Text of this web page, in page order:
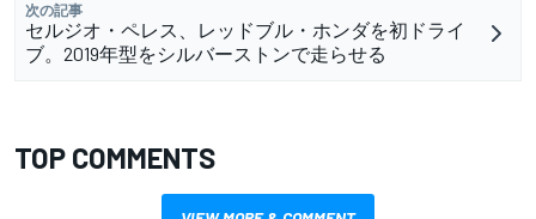
次の記事
セルジオ・ペレス、レッドブル・ホンダを初ドライ
ブ。2019年型をシルバーストンで走らせる
TOP COMMENTS